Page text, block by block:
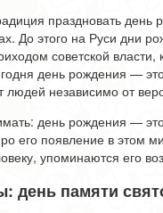
праздновать
До этого на Руси дни
советской
день рождения —
людей независимо от
день рождения —
его появление в этом
упоминаются его
день памяти